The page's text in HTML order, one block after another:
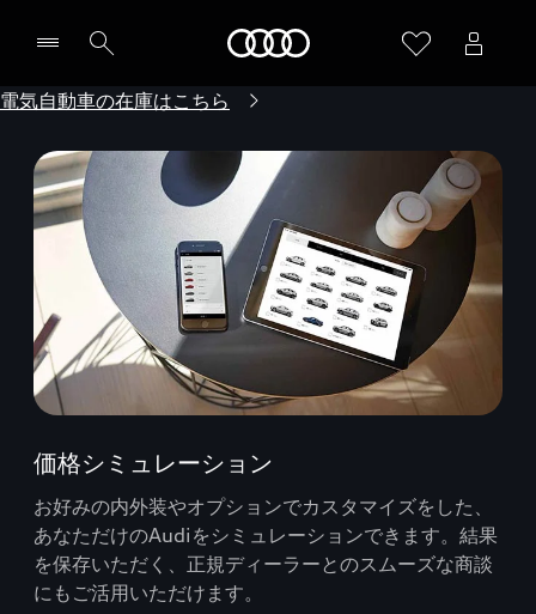
電気自動車の在庫はこちら
価格シミュレーション
お好みの内外装やオプションでカスタマイズをした、
あなただけのAudiをシミュレーションできます。結果
を保存いただく、正規ディーラーとのスムーズな商談
にもご活用いただけます。